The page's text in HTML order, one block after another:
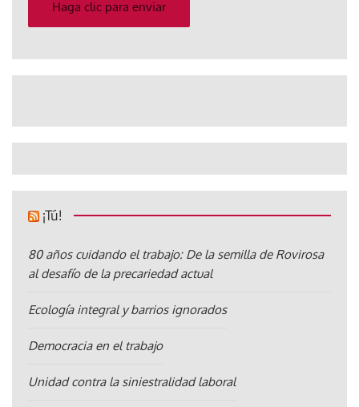
Haga clic para enviar
¡Tú!
80 años cuidando el trabajo: De la semilla de Rovirosa
al desafío de la precariedad actual
Ecología integral y barrios ignorados
Democracia en el trabajo
Unidad contra la siniestralidad laboral